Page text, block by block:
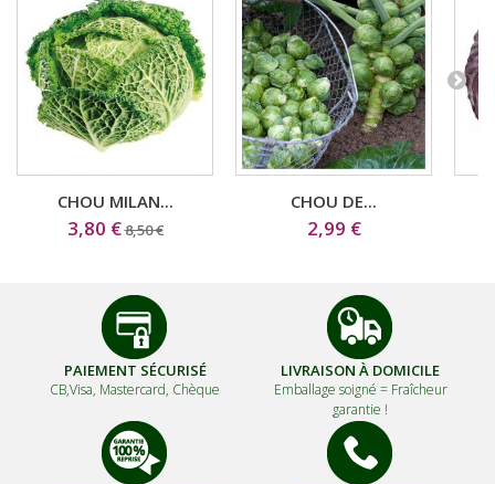
CHOU MILAN...
3,80 €8,50 €
CHOU DE...
2,99 €
PAIEMENT SÉCURISÉ
CB,Visa, Mastercard, Chèque
LIVRAISON À DOMICILE
Emballage soigné = Fraîcheur
garantie !